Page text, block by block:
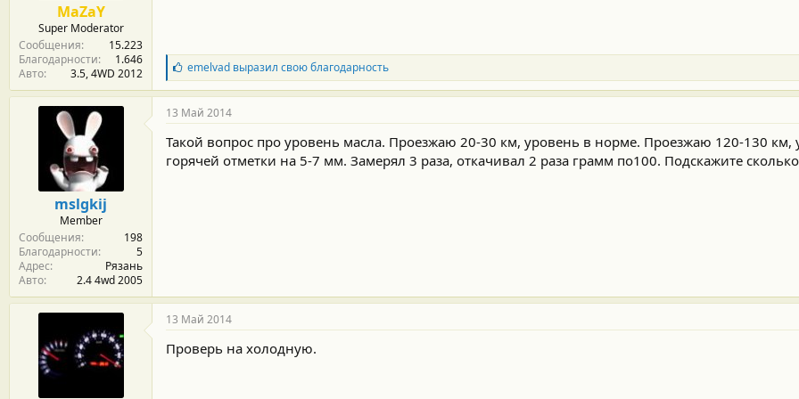
MaZaY
Super Moderator
Сообщения
15.223
Благодарности
1.646
Авто
3.5, 4WD 2012
Б
л
а
г
о
д
а
р
emelvadвыразил свою благодарность
mslgkij
Member
Сообщения
198
Благодарности
5
Адрес
Рязань
Авто
2.4 4wd 2005
13 Май 2014
Такой вопрос про уровень масла. Проезжаю 20-30 км, уровень в норме. Проезжаю 120-130
горячей отметки на 5-7 мм. Замерял 3 раза, откачивал 2 раза грамм по100. Подскажите сколько
13 Май 2014
Проверь на холодную.